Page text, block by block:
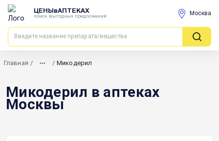
ЦЕНЫвАПТЕКАХ
поиск выгодных предложений Москва
Главная / / Микодерил
Микодерил в аптеках
Москвы